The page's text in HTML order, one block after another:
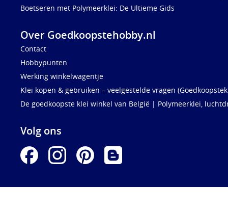
Boetseren met Polymeerklei: De Ultieme Gids
Over Goedkoopstehobby.nl
Contact
Hobbypunten
Werking winkelwagentje
Klei kopen & gebruiken – veelgestelde vragen
De goedkoopste klei winkel van België | Polymeerklei,
Volg ons